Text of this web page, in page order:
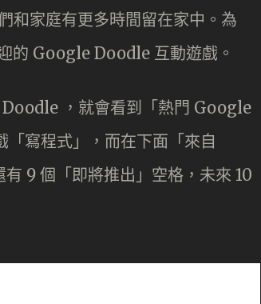
和家庭有更多時間留在家中。為
的 Google Doodle 互動遊戲。
，就會看到「熱門 Google
寫程式」，而在下面「來自
9 個「即將推出」空格，未來 10